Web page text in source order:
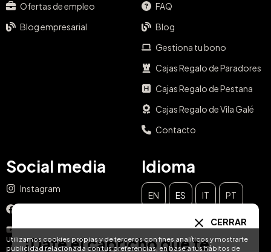
Utilizamos cookies propias y de terceros con fines analíticos y mostrarte
publicidad relacionada con tus preferencias, en base a tus hábitos de
Ofertas de empleo
Blog empresarial
FAQ
Blog
Gestiona tu bono
Cajas Regalo de Paradores
Cajas Regalo de Pestana
Cajas Regalo de Vila Galé
Contacto
Social media
Instagram
YouTube
Idioma
EN ES IT PT
NLCERRAR
¡Date el capricho que te